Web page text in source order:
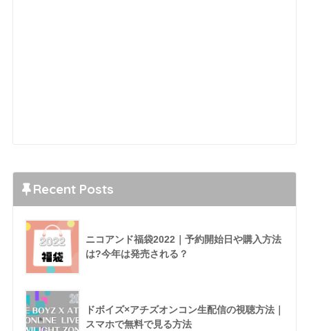
Recent Posts
ニコアンド福袋2022｜予約開始日や購入方法
は?今年は発売される？
ドボイズ×アチズオンコン生配信の視聴方法｜
スマホで無料で見る方法